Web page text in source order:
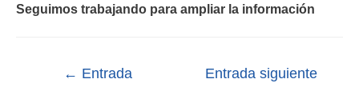
Seguimos trabajando para ampliar la información
← Entrada
Entrada siguiente